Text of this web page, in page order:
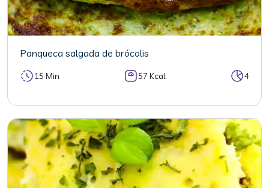
Panqueca salgada de brócolis
15 Min 57 Kcal 4